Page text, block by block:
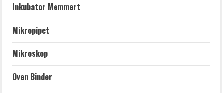
Inkubator Memmert
Mikropipet
Mikroskop
Oven Binder